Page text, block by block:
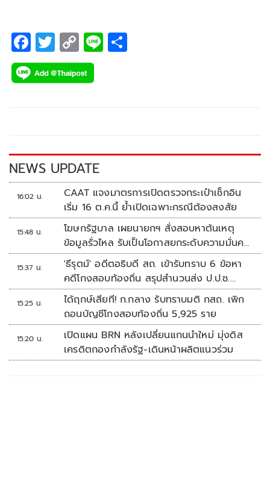
F
ac
e
k
T
wi
tt
C
o
p
k
Li
NEWS UPDATE
16:02 น.
CAAT แจงมาตรการเปิดตรวจกระเป๋าเช็กอิน
เริ่ม 16 ต.ค.นี้ ย้ำเปิดเฉพาะกรณีต้องสงสัย
15:48 น.
โฆษกรัฐบาล เผยนายกฯ สั่งสอบหาต้นเหตุ
ข้อมูลรั่วไหล รับเป็นโอกาสยกระดับความมั่นคง
ปลอดภัยข้อมูลภาครัฐทั้งระบบ
15:37 น.
'ธีรุตม์' อดีตอธิบดี สถ. เข้ารับทราบ 6 ข้อหา
คดีโกงสอบท้องถิ่น สรุปสำนวนส่ง ป.ป.ช.
สัปดาห์หน้า
15:25 น.
ได้ฤกษ์เสียที! ก.กลาง รับทราบมติ กสถ. เพิก
ถอนบัญชีโกงสอบท้องถิ่น 5,925 ราย
15:20 น.
เปิดแผน BRN หลังเปลี่ยนแกนนำใหม่ มุ่งดิส
เครดิตกองกำลังรัฐ-เดินหน้าผลิตแนวร่วม